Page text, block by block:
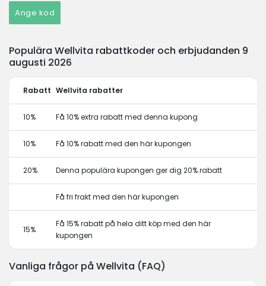
Ange kod
Populära Wellvita rabattkoder och erbjudanden 9
augusti 2026
Rabatt Wellvita rabatter
10% Få 10% extra rabatt med denna kupong
10% Få 10% rabatt med den här kupongen
20% Denna populära kupongen ger dig 20% rabatt
Få fri frakt med den här kupongen
15%
Få 15% rabatt på hela ditt köp med den här
kupongen
Vanliga frågor på Wellvita (FAQ)